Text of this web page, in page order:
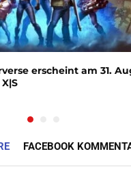
erscheint am 31.
FACEBOOK